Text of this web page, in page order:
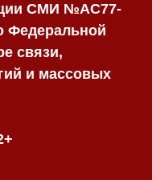
СМИ №AC77-
Федеральной
связи,
и массовых